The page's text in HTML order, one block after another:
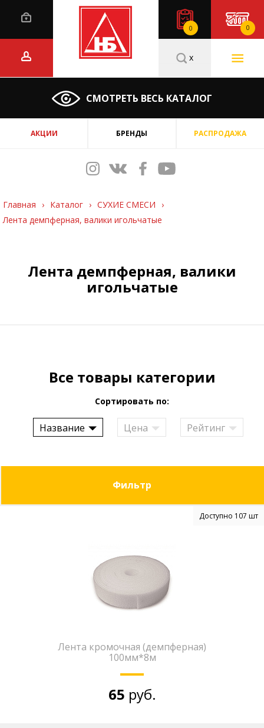
0 0
СМОТРЕТЬ ВЕСЬ КАТАЛОГ
x
АКЦИИ БРЕНДЫ РАСПРОДАЖА
Главная › Каталог › СУХИЕ СМЕСИ
›
Лента демпферная, валики игольчатые
Лента демпферная, валики
игольчатые
Все товары категории
Сортировать по:
Название Цена Рейтинг
Фильтр
Доступно 107 шт
Лента кромочная (демпферная)
100мм*8м
65 руб.